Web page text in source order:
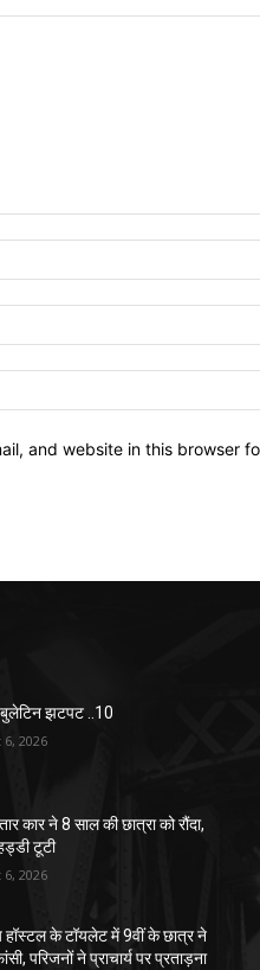
and website in this browser
बुलेटिन झटपट ..10
2026
कार ने 8 साल की छात्रा को रौंदा,
टूटी
2026
हॉस्टल के टॉयलेट में 9वीं के छात्र ने
परिजनों ने प्राचार्य पर प्रताड़ना